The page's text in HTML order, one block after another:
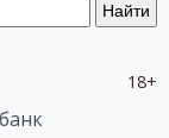
Найти
18+